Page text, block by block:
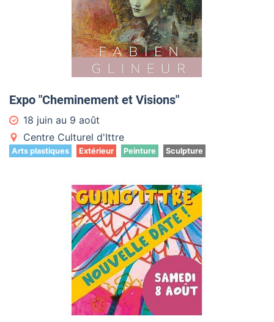
Expo "Cheminement et Visions"
18 juin au 9 août
Centre Culturel d'Ittre
Arts plastiques Extérieur Peinture Sculpture